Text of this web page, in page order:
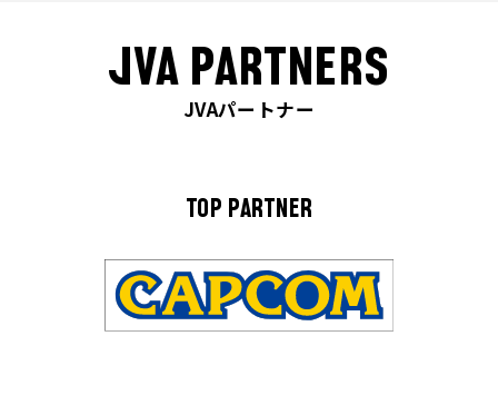
JVA PARTNERS
JVAパートナー
TOP PARTNER